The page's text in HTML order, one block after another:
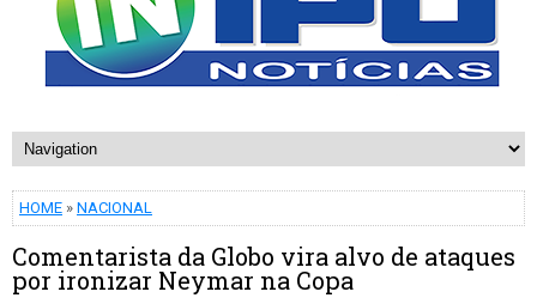
HOME » NACIONAL
Comentarista da Globo vira alvo de ataques
por ironizar Neymar na Copa